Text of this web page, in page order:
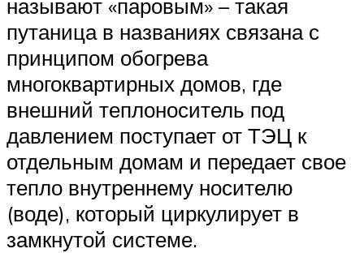
называют «паровым» – такая
путаница в названиях связана с
принципом обогрева
многоквартирных домов, где
внешний теплоноситель под
давлением поступает от ТЭЦ к
отдельным домам и передает свое
тепло внутреннему носителю
(воде), который циркулирует в
замкнутой системе.